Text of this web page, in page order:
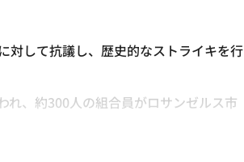
対して抗議し、歴史的なストライキを行
れ、約300人の組合員がロサンゼルス市